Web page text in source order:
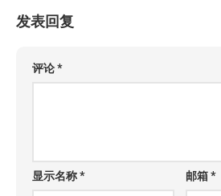
发表回复
评论*
显示名称* 邮箱*